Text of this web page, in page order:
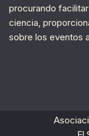
procurando
ciencia,
sobre los eventos